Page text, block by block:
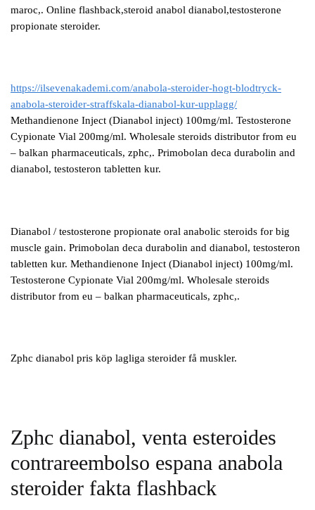
maroc,. Online flashback,steroid anabol dianabol,testosterone
propionate steroider.
https://ilsevenakademi.com/anabola-steroider-hogt-blodtryck-
anabola-steroider-straffskala-dianabol-kur-upplagg/
Methandienone Inject (Dianabol inject) 100mg/ml. Testosterone
Cypionate Vial 200mg/ml. Wholesale steroids distributor from eu
– balkan pharmaceuticals, zphc,. Primobolan deca durabolin and
dianabol, testosteron tabletten kur.
Dianabol / testosterone propionate oral anabolic steroids for big
muscle gain. Primobolan deca durabolin and dianabol, testosteron
tabletten kur. Methandienone Inject (Dianabol inject) 100mg/ml.
Testosterone Cypionate Vial 200mg/ml. Wholesale steroids
distributor from eu – balkan pharmaceuticals, zphc,.
Zphc dianabol pris köp lagliga steroider få muskler.
Zphc dianabol, venta esteroides
contrareembolso espana anabola
steroider fakta flashback